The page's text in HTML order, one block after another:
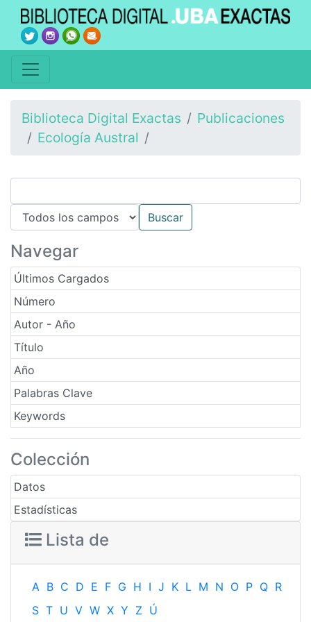
Biblioteca Digital Exactas
Publicaciones
Ecología Austral
Navegar
Últimos Cargados
Número
Autor - Año
Título
Año
Palabras Clave
Keywords
Colección
Datos
Estadísticas
Lista de
A B C D E F G H I J K L M N O P Q R
S T U V W X Y Z Ú